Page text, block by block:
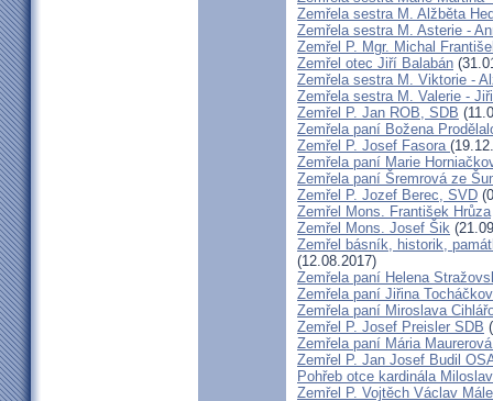
Zemřela sestra M. Alžběta
Zemřela sestra M. Asterie -
Zemřel P. Mgr. Michal
Zemřel otec Jiří Balabán
Zemřela sestra M. Viktorie -
Zemřela sestra M. Valerie -
Zemřel P. Jan ROB, SDB
Zemřela paní Božena
Zemřel P. Josef Fasora
Zemřela paní Marie
Zemřela paní Šremrová ze
Zemřel P. Jozef Berec, SVD
Zemřel Mons. František Hrůza
Zemřel Mons. Josef Šik
Zemřel básník, historik,
(12.08.2017)
Zemřela paní Helena
Zemřela paní Jiřina
Zemřela paní Miroslava
Zemřel P. Josef Preisler SDB
Zemřela paní Mária
Zemřel P. Jan Josef Budil
Pohřeb otce kardinála
Zemřel P. Vojtěch Václav